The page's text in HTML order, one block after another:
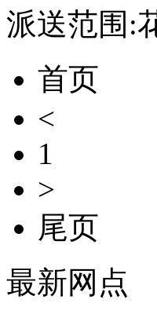
派送范围:
首页
<
1
>
尾页
最新网点